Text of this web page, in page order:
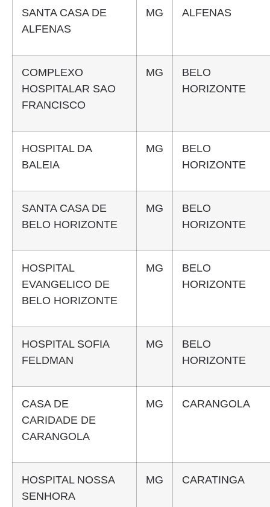
SANTA CASA DE
ALFENAS
MG ALFENAS
COMPLEXO
HOSPITALAR SAO
FRANCISCO
MG
BELO
HORIZONTE
HOSPITAL DA
BALEIA
MG
BELO
HORIZONTE
SANTA CASA DE
BELO HORIZONTE
MG
BELO
HORIZONTE
HOSPITAL
EVANGELICO DE
BELO HORIZONTE
MG
BELO
HORIZONTE
HOSPITAL SOFIA
FELDMAN
MG
BELO
HORIZONTE
CASA DE
CARIDADE DE
CARANGOLA
MG CARANGOLA
HOSPITAL NOSSA
SENHORA
MG CARATINGA